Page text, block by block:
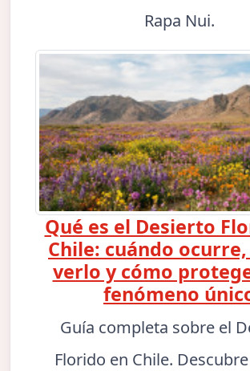
Rapa Nui.
Qué es el Desierto
Chile: cuándo
verlo y cómo
fenómeno
Guía completa sobre el
Florido en Chile.